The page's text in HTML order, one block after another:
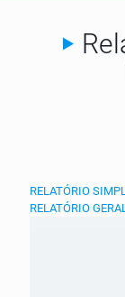
RELATÓRIO
RELATÓRIO